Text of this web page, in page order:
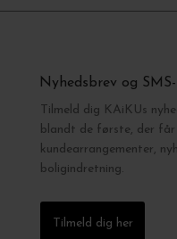
Nyhedsbrev og
Tilmeld dig KAiKUs
blandt de første, der får
kundearrangementer,
boligindretning.
Tilmeld dig her